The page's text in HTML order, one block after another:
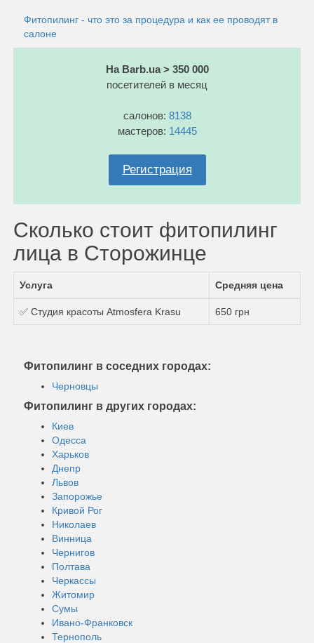
Фитопилинг - что это за процедура и как ее проводят в
салоне
На Barb.ua > 350 000
посетителей в месяц
салонов: 8138
мастеров: 14445
Регистрация
Сколько стоит фитопилинг
лица в Сторожинце
Услуга Средняя цена
✅ Студия красоты Atmosfera Krasu 650 грн
Фитопилинг в соседних городах:
Черновцы
Фитопилинг в других городах:
Киев
Одесса
Харьков
Днепр
Львов
Запорожье
Кривой Рог
Николаев
Винница
Чернигов
Полтава
Черкассы
Житомир
Сумы
Ивано-Франковск
Тернополь